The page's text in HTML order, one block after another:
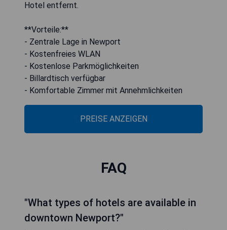
Hotel entfernt.
**Vorteile:**
- Zentrale Lage in Newport
- Kostenfreies WLAN
- Kostenlose Parkmöglichkeiten
- Billardtisch verfügbar
- Komfortable Zimmer mit Annehmlichkeiten
PREISE ANZEIGEN
FAQ
"What types of hotels are available in
downtown Newport?"